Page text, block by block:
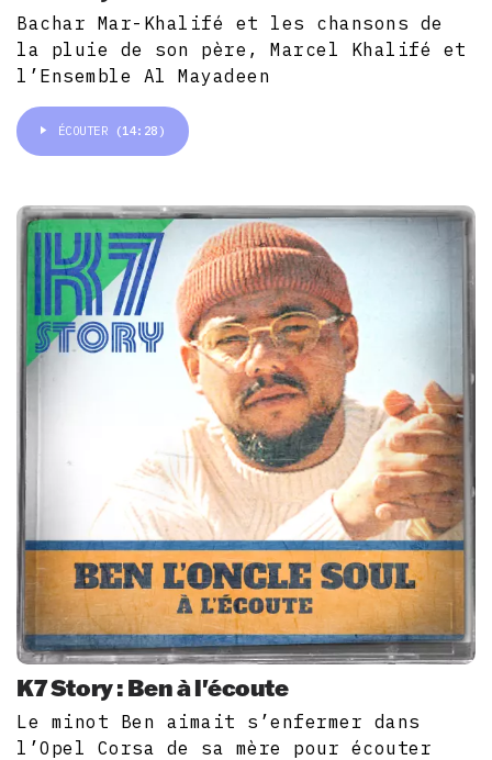
Bachar Mar-Khalifé et les chansons de
la pluie de son père, Marcel Khalifé et
l’Ensemble Al Mayadeen
ÉCOUTER (14:28)
K7 Story : Ben à l'écoute
Le minot Ben aimait s’enfermer dans
l’Opel Corsa de sa mère pour écouter